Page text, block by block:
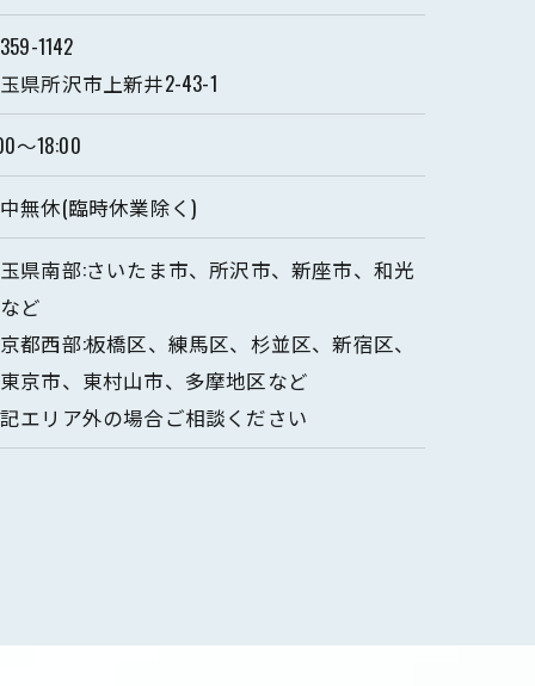
1142
県所沢市上新井2-43-1
～18:00
無休(臨時休業除く)
県南部:さいたま市、所沢市、新座市、和光
ど
都西部:板橋区、練馬区、杉並区、新宿区、
京市、東村山市、多摩地区など
エリア外の場合ご相談ください